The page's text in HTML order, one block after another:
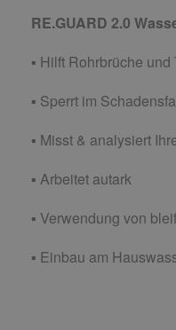
RE.GUARD 2.0
▪ Hilft Rohrbrüche
▪ Sperrt im
▪ Misst & analysiert
▪ Arbeitet autark
▪ Verwendung von
▪ Einbau am